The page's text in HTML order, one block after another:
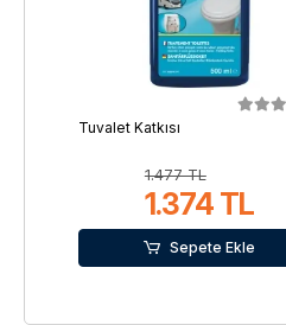
Tuvalet Katkısı
1.477 TL
1.374 TL
Sepete Ekle